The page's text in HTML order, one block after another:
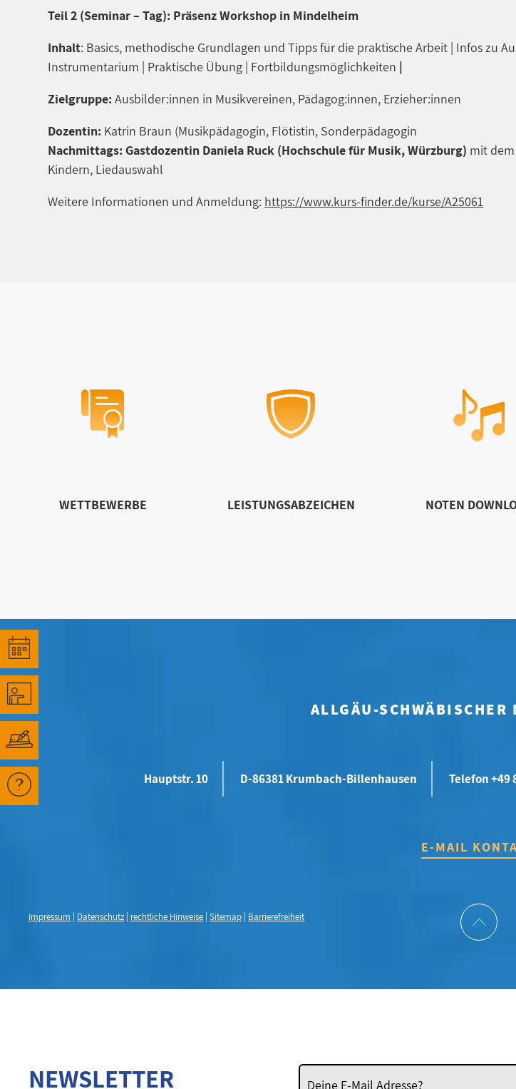
Teil 2 (Seminar – Tag): Präsenz Workshop in Mindelheim
Inhalt: Basics, methodische Grundlagen und Tipps für die praktische Arbeit | Infos zu
Instrumentarium | Praktische Übung | Fortbildungsmöglichkeiten |
Zielgruppe:Ausbilder:innen in Musikvereinen, Pädagog:innen, Erzieher:innen
Dozentin: Katrin Braun (Musikpädagogin, Flötistin, Sonderpädagogin
Nachmittags: Gastdozentin Daniela Ruck (Hochschule für Musik, Würzburg) mit
Kindern, Liedauswahl
Weitere Informationen und Anmeldung: https://www.kurs-finder.de/kurse/A25061
WETTBEWERBE LEISTUNGSABZEICHEN NOTEN
ALLGÄU-SCHWÄBISCHER
Hauptstr. 10 D-86381 Krumbach-Billenhausen Telefon +49
E-MAIL
Impressum Datenschutz| rechtliche Hinweise |Sitemap Barrierefreiheit
NEWSLETTER